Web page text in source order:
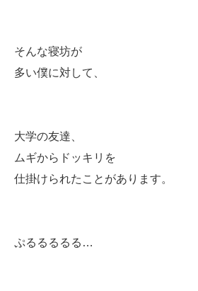
そんな寝坊が
多い僕に対して、
大学の友達、
ムギからドッキリを
仕掛けられたことがあります。
ぷるるるるる…